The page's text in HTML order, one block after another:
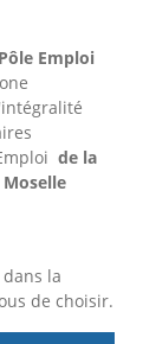
Emploi
de la
la
de choisir.